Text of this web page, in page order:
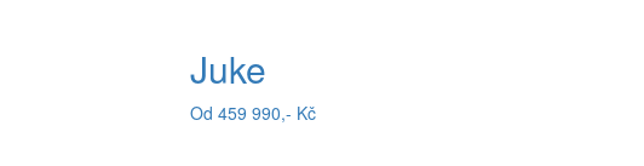
Juke
Od 459 990,- Kč